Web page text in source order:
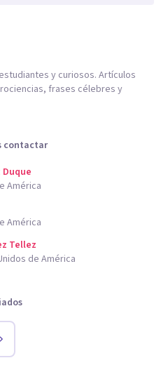
y curiosos. Artículos
frases célebres y
contactar
América
América
Tellez
de América